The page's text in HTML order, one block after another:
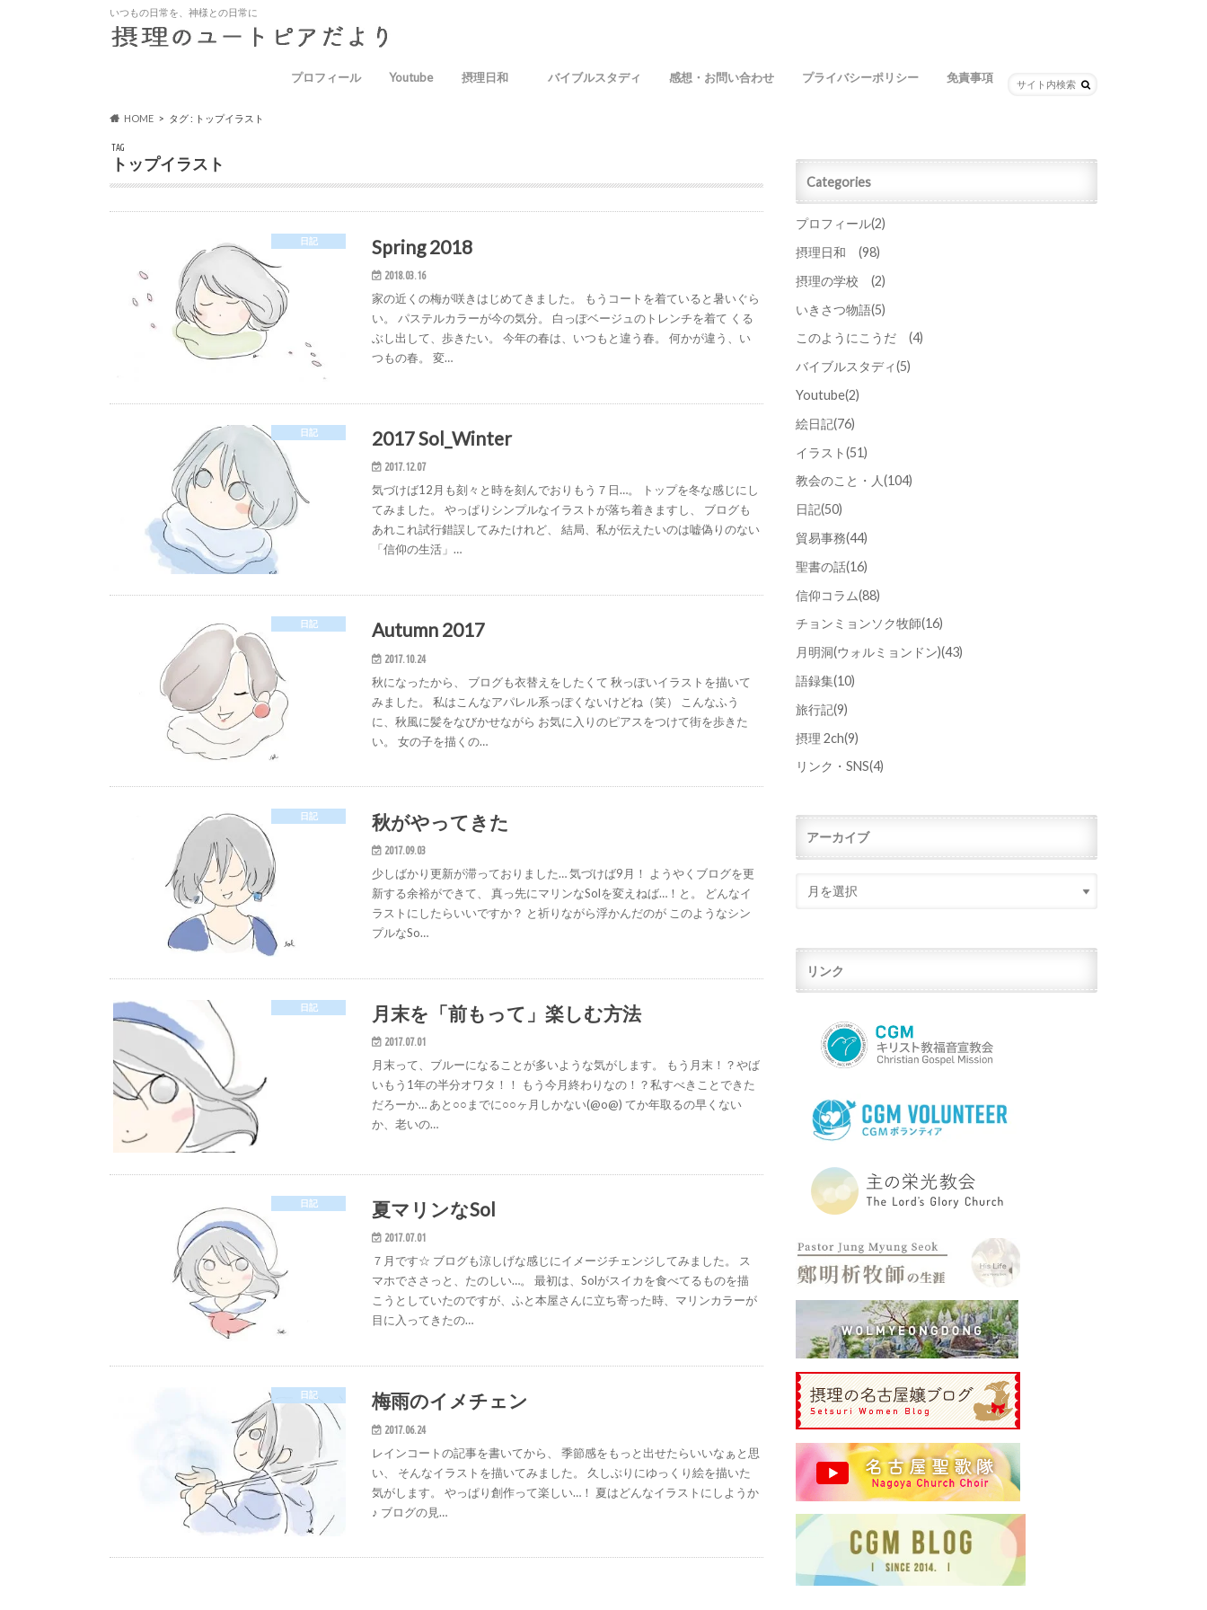
いつもの日常を、神様との日常に
プロフィール Youtube 摂理日和 バイブルスタディ 感想・お問い合わせ プライバシーポリシー 免責事項
HOME タグ : トップイラスト
TAG
トップイラスト
日記 Spring 2018
2018.03.16
家の近くの梅が咲きはじめてきました。 もうコートを着ていると暑いぐら
い。 パステルカラーが今の気分。 白っぽベージュのトレンチを着て くる
ぶし出して、歩きたい。 今年の春は、いつもと違う春。 何かが違う、い
つもの春。 変…
日記 2017 Sol_Winter
2017.12.07
気づけば12月も刻々と時を刻んでおりもう７日…。 トップを冬な感じにし
てみました。 やっぱりシンプルなイラストが落ち着きますし、 ブログも
あれこれ試行錯誤してみたけれど、 結局、私が伝えたいのは嘘偽りのない
「信仰の生活」…
日記 Autumn 2017
2017.10.24
秋になったから、 ブログも衣替えをしたくて 秋っぽいイラストを描いて
みました。 私はこんなアパレル系っぽくないけどね（笑） こんなふう
に、秋風に髪をなびかせながら お気に入りのピアスをつけて街を歩きた
い。 女の子を描くの…
日記 秋がやってきた
2017.09.03
少しばかり更新が滞っておりました… 気づけば9月！ ようやくブログを更
新する余裕ができて、 真っ先にマリンなSolを変えねば…！と。 どんなイ
ラストにしたらいいですか？ と祈りながら浮かんだのが このようなシン
プルなSo…
日記 月末を「前もって」楽しむ方法
2017.07.01
月末って、ブルーになることが多いような気がします。 もう月末！？やば
いもう1年の半分オワタ！！ もう今月終わりなの！？私すべきことできた
だろーか… あと○○までに○○ヶ月しかない(@o@) てか年取るの早くない
か、老いの…
日記 夏マリンなSol
2017.07.01
７月です☆ ブログも涼しげな感じにイメージチェンジしてみました。 ス
マホでささっと、たのしい…。 最初は、Solがスイカを食べてるものを描
こうとしていたのですが、ふと本屋さんに立ち寄った時、マリンカラーが
目に入ってきたの…
日記 梅雨のイメチェン
2017.06.24
レインコートの記事を書いてから、 季節感をもっと出せたらいいなぁと思
い、 そんなイラストを描いてみました。 久しぶりにゆっくり絵を描いた
気がします。 やっぱり創作って楽しい…！ 夏はどんなイラストにしようか
♪ ブログの見…
Categories
プロフィール(2)
摂理日和 (98)
摂理の学校 (2)
いきさつ物語(5)
このようにこうだ (4)
バイブルスタディ(5)
Youtube(2)
絵日記(76)
イラスト(51)
教会のこと・人(104)
日記(50)
貿易事務(44)
聖書の話(16)
信仰コラム(88)
チョンミョンソク牧師(16)
月明洞(ウォルミョンドン)(43)
語録集(10)
旅行記(9)
摂理 2ch(9)
リンク・SNS(4)
アーカイブ
リンク